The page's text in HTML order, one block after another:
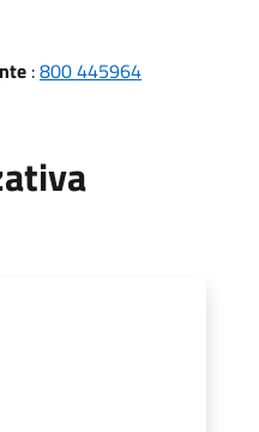
:800 445964